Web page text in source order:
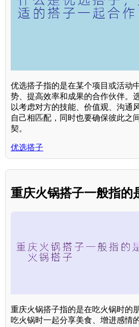
优选搭子指的是在某个项目或活动
势、提高效率和成果的合作伙伴。
以考虑对方的技能、价值观、沟通
自己相匹配，同时也要确保彼此之
契。
优选搭子
重庆火锅搭子一般指的
重庆火锅搭子指的是在吃火锅时的
吃火锅时一起分享美食、增进感情的